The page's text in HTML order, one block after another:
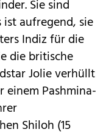
Sie sind
aufregend, sie
Indiz für die
die britische
Jolie verhüllt
Pashmina-
Shiloh (15